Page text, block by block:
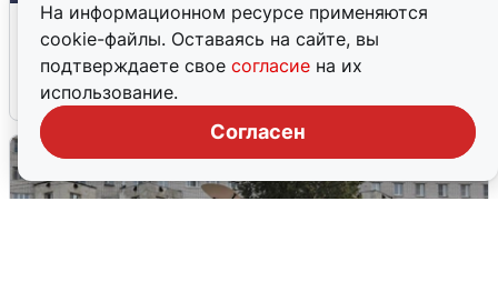
На информационном ресурсе применяются
cookie-файлы. Оставаясь на сайте, вы
подтверждаете свое согласие на их
использование.
Согласен
Пять машин столкнулись на
Дмитровском шоссе в Подмосковье
4 августа 0